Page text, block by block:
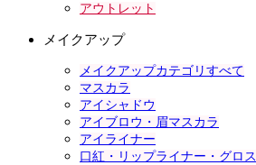
アウトレット
メイクアップ
メイクアップカテゴリすべて
マスカラ
アイシャドウ
アイブロウ・眉マスカラ
アイライナー
口紅・リップライナー・グロス